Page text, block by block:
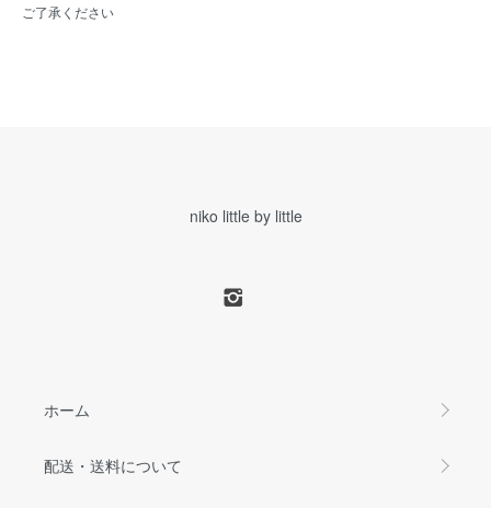
ご了承ください
niko little by little
ホーム
配送・送料について